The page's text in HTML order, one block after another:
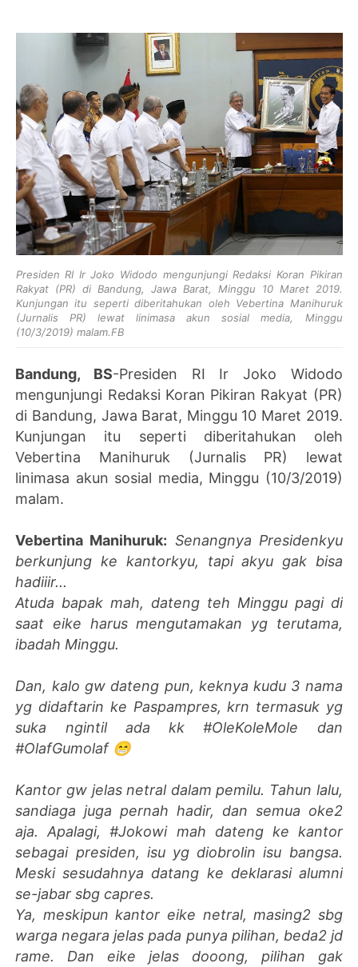
Presiden RI Ir Joko Widodo mengunjungi Redaksi Koran Pikiran
Rakyat (PR) di Bandung, Jawa Barat, Minggu 10 Maret 2019.
Kunjungan itu seperti diberitahukan oleh Vebertina Manihuruk
(Jurnalis PR) lewat linimasa akun sosial media, Minggu
(10/3/2019) malam.FB
Bandung, BS-Presiden RI Ir Joko Widodo
mengunjungi Redaksi Koran Pikiran Rakyat (PR)
di Bandung, Jawa Barat, Minggu 10 Maret 2019.
Kunjungan itu seperti diberitahukan oleh
Vebertina Manihuruk (Jurnalis PR) lewat
linimasa akun sosial media, Minggu (10/3/2019)
malam.
Vebertina Manihuruk: Senangnya Presidenkyu
berkunjung ke kantorkyu, tapi akyu gak bisa
hadiiir...
Atuda bapak mah, dateng teh Minggu pagi di
saat eike harus mengutamakan yg terutama,
ibadah Minggu.
Dan, kalo gw dateng pun, keknya kudu 3 nama
yg didaftarin ke Paspampres, krn termasuk yg
suka ngintil ada kk #OleKoleMole dan
#OlafGumolaf 😁
Kantor gw jelas netral dalam pemilu. Tahun lalu,
sandiaga juga pernah hadir, dan semua oke2
aja. Apalagi, #Jokowi mah dateng ke kantor
sebagai presiden, isu yg diobrolin isu bangsa.
Meski sesudahnya datang ke deklarasi alumni
se-jabar sbg capres.
Ya, meskipun kantor eike netral, masing2 sbg
warga negara jelas pada punya pilihan, beda2 jd
rame. Dan eike jelas dooong, pilihan gak